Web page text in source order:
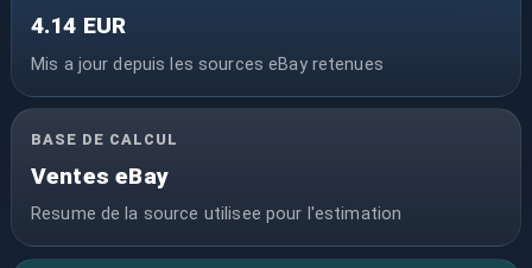
4.14 EUR
Mis a jour depuis les sources eBay retenues
BASE DE CALCUL
Ventes eBay
Resume de la source utilisee pour l'estimation